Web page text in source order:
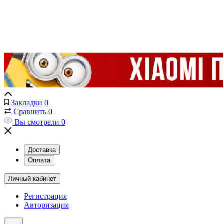
Закладки 0
Сравнить 0
Вы смотрели 0
Доставка
Оплата
Личный кабинет
Регистрация
Авторизация